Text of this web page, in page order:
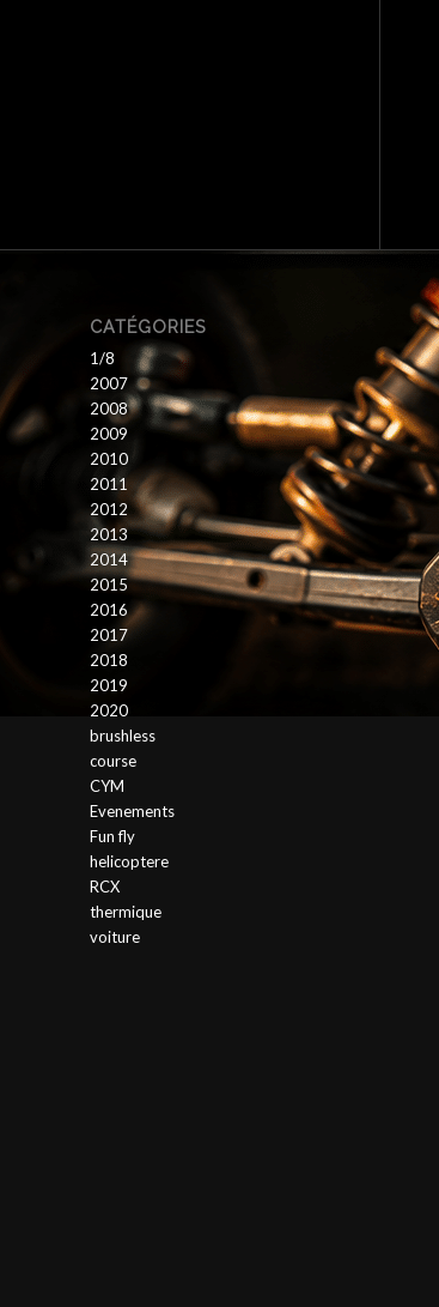
CATÉGORIES
1/8
2007
2008
2009
2010
2011
2012
2013
2014
2015
2016
2017
2018
2019
2020
brushless
course
CYM
Evenements
Fun fly
helicoptere
RCX
thermique
voiture